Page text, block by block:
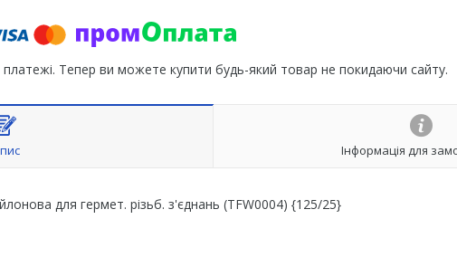
платежі. Тепер ви можете купити будь-який товар не покидаючи сайту.
Інформація для
для гермет. різьб. з'єднань (TFW0004) {125/25}